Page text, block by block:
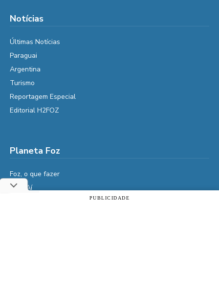
Notícias
Últimas Notícias
Paraguai
Argentina
Turismo
Reportagem Especial
Editorial H2FOZ
Planeta Foz
Foz, o que fazer
Diga Aí
PUBLICIDADE